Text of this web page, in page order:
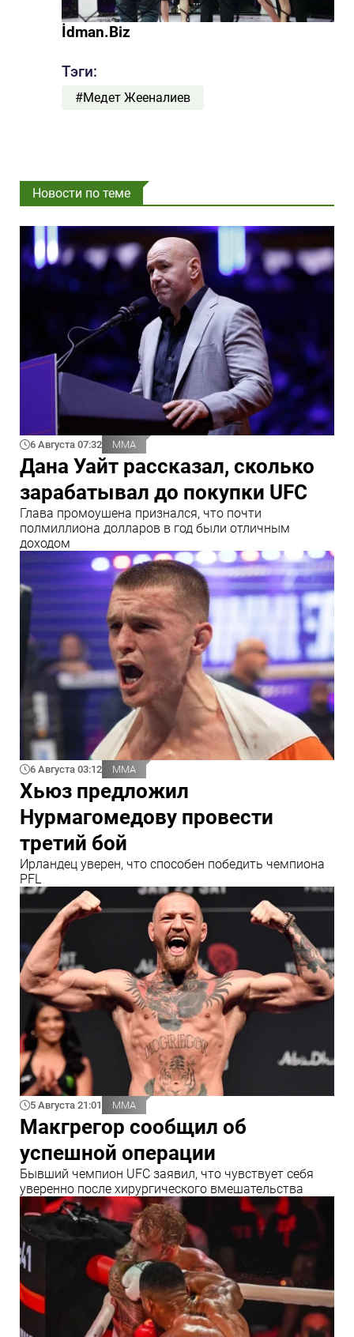
İdman.Biz
Тэги:
#Медет Жееналиев
Новости по теме
6 Августа 07:32 ММА
Дана Уайт рассказал, сколько
зарабатывал до покупки UFC
Глава промоушена признался, что почти
полмиллиона долларов в год были отличным
доходом
6 Августа 03:12 ММА
Хьюз предложил
Нурмагомедову провести
третий бой
Ирландец уверен, что способен победить чемпиона
PFL
5 Августа 21:01 ММА
Макгрегор сообщил об
успешной операции
Бывший чемпион UFC заявил, что чувствует себя
уверенно после хирургического вмешательства